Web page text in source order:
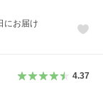
にお届け
4.37